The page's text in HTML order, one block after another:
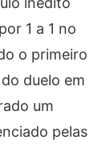
1 a 1 no
o primeiro
duelo em
um
pelas